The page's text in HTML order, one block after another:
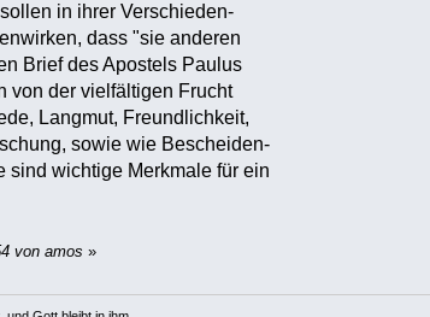
in ihrer Verschieden-
dass "sie anderen
Brief des Apostels Paulus
von der vielfältigen Frucht
Langmut, Freundlichkeit,
sowie wie Bescheiden-
sind wichtige Merkmale für ein
von amos »